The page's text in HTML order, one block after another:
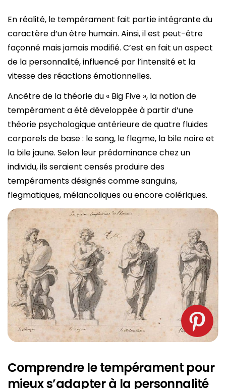
En réalité, le tempérament fait partie intégrante du
caractère d’un être humain. Ainsi, il est peut-être
façonné mais jamais modifié. C’est en fait un aspect
de la personnalité, influencé par l’intensité et la
vitesse des réactions émotionnelles.
Ancêtre de la théorie du « Big Five », la notion de
tempérament a été développée à partir d’une
théorie psychologique antérieure de quatre fluides
corporels de base : le sang, le flegme, la bile noire et
la bile jaune. Selon leur prédominance chez un
individu, ils seraient censés produire des
tempéraments désignés comme sanguins,
flegmatiques, mélancoliques ou encore colériques.
Comprendre le tempérament pour
mieux s’adapter à la personnalité